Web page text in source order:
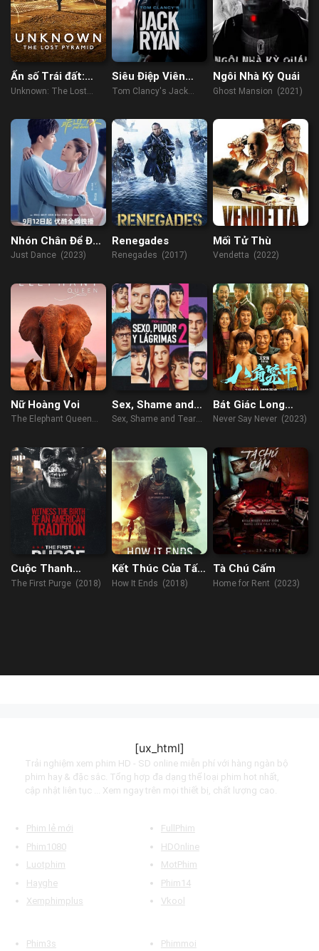
Ẩn số Trái đất:
Kim tự tháp thất
Unknown: The Lost
Siêu Điệp Viên
(Phần 3)
Tom Clancy's Jack
Ngôi Nhà Kỳ Quái
Ghost Mansion (2021)
Nhón Chân Để Đến
Gần Người
Just Dance (2023)
Renegades
Renegades (2017)
Mối Tử Thù
Vendetta (2022)
Nữ Hoàng Voi
The Elephant Queen
Sex, Shame and
Tears 2
Sex, Shame and Tears
Bát Giác Long
Trung
Never Say Never (2023)
Cuộc Thanh
Trừng Đầu Tiên
The First Purge (2018)
Kết Thúc Của Tất
Cả
How It Ends (2018)
Tà Chú Cấm
Home for Rent (2023)